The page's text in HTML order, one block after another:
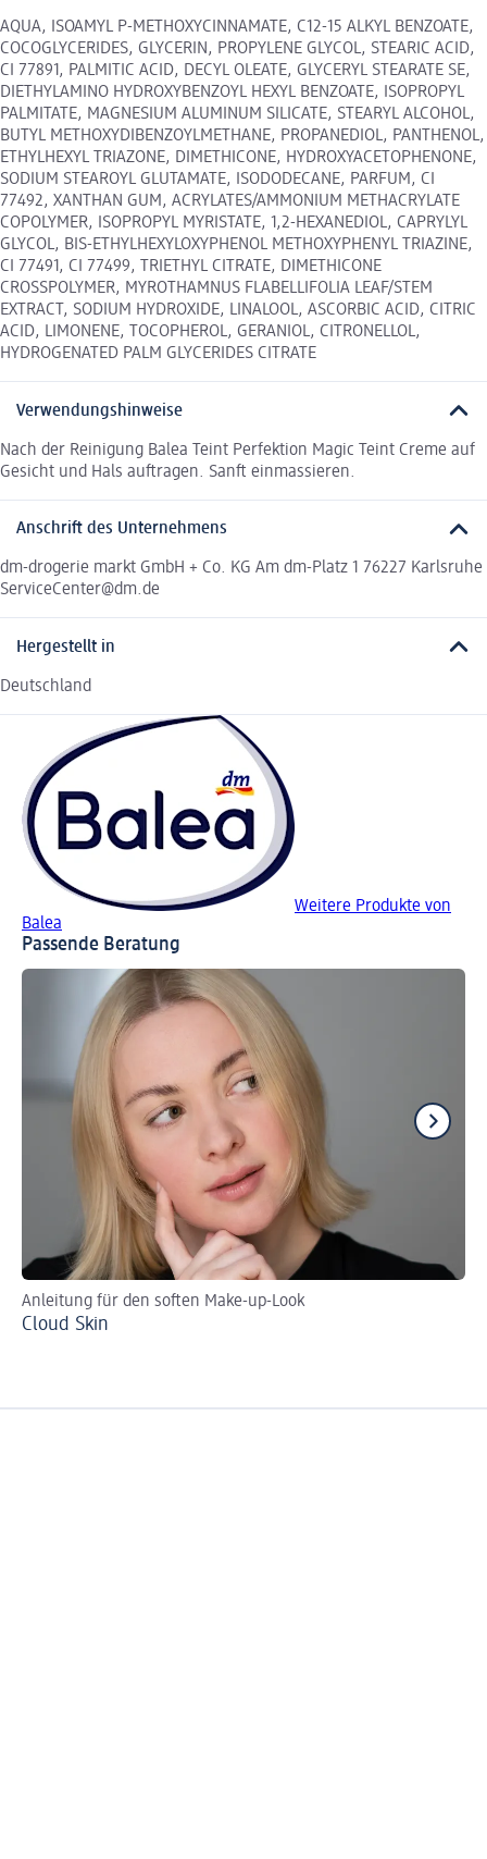
AQUA, ISOAMYL P-METHOXYCINNAMATE, C12-15 ALKYL BENZOATE,
COCOGLYCERIDES, GLYCERIN, PROPYLENE GLYCOL, STEARIC ACID,
CI 77891, PALMITIC ACID, DECYL OLEATE, GLYCERYL STEARATE SE,
DIETHYLAMINO HYDROXYBENZOYL HEXYL BENZOATE, ISOPROPYL
PALMITATE, MAGNESIUM ALUMINUM SILICATE, STEARYL ALCOHOL,
BUTYL METHOXYDIBENZOYLMETHANE, PROPANEDIOL, PANTHENOL,
ETHYLHEXYL TRIAZONE, DIMETHICONE, HYDROXYACETOPHENONE,
SODIUM STEAROYL GLUTAMATE, ISODODECANE, PARFUM, CI
77492, XANTHAN GUM, ACRYLATES/AMMONIUM METHACRYLATE
COPOLYMER, ISOPROPYL MYRISTATE, 1,2-HEXANEDIOL, CAPRYLYL
GLYCOL, BIS-ETHYLHEXYLOXYPHENOL METHOXYPHENYL TRIAZINE,
CI 77491, CI 77499, TRIETHYL CITRATE, DIMETHICONE
CROSSPOLYMER, MYROTHAMNUS FLABELLIFOLIA LEAF/STEM
EXTRACT, SODIUM HYDROXIDE, LINALOOL, ASCORBIC ACID, CITRIC
ACID, LIMONENE, TOCOPHEROL, GERANIOL, CITRONELLOL,
HYDROGENATED PALM GLYCERIDES CITRATE
Verwendungshinweise
Nach der Reinigung Balea Teint Perfektion Magic Teint Creme auf
Gesicht und Hals auftragen. Sanft einmassieren.
Anschrift des Unternehmens
dm-drogerie markt GmbH + Co. KG Am dm-Platz 1 76227 Karlsruhe
ServiceCenter@dm.de
Hergestellt in
Deutschland
Weitere Produkte von
Balea
Passende Beratung
Anleitung für den soften Make-up-Look
Cloud Skin